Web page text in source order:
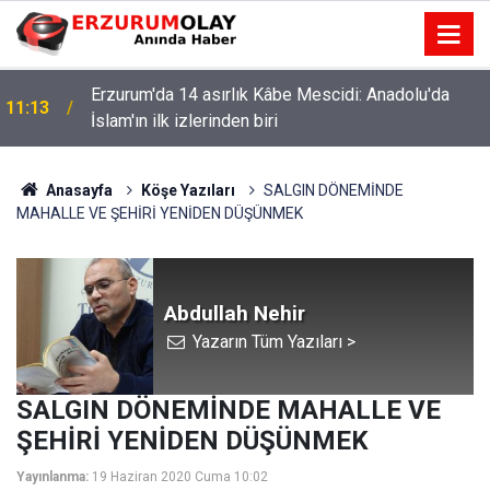
11:03
Erzurum’da tarım ekipleri sahaya indi! Çiftçilere
kritik uyarı
Anasayfa Köşe Yazıları
SALGIN DÖNEMİNDE
MAHALLE VE ŞEHİRİ YENİDEN DÜŞÜNMEK
Abdullah Nehir
Yazarın Tüm Yazıları >
SALGIN DÖNEMİNDE MAHALLE VE
ŞEHİRİ YENİDEN DÜŞÜNMEK
Yayınlanma: 19 Haziran 2020 Cuma 10:02